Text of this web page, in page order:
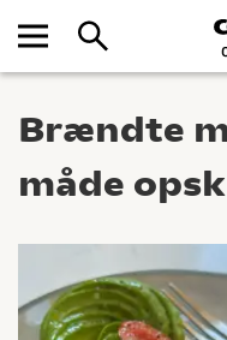
Brændte
måde